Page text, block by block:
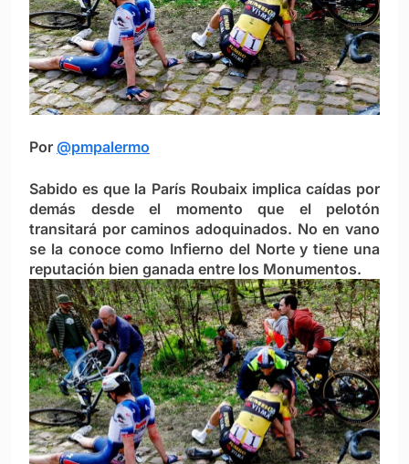
Por @pmpalermo
Sabido es que la París Roubaix implica caídas por
demás desde el momento que el pelotón
transitará por caminos adoquinados. No en vano
se la conoce como Infierno del Norte y tiene una
reputación bien ganada entre los Monumentos.